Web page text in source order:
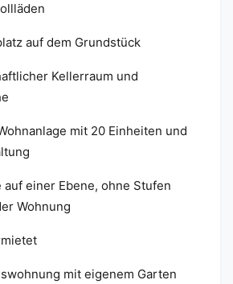
auf dem Grundstück
Kellerraum und
mit 20 Einheiten und
auf einer Ebene, ohne Stufen
Wohnung
mit eigenem Garten